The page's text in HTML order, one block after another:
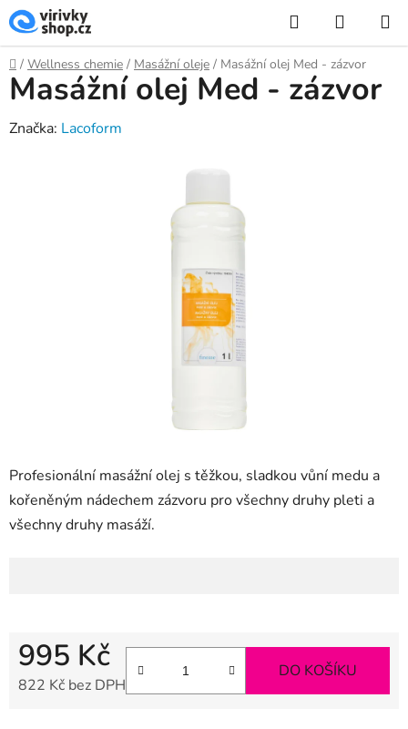
Přejít
na
obsah
Hledat
KOŠÍK
Domů
/ Wellness chemie / Masážní oleje / Masážní olej Med - zázvor
Profesionální masážní olej s těžkou, sladkou vůní medu a
kořeněným nádechem zázvoru pro všechny druhy pleti a
všechny druhy masáží.
995 Kč
822 Kč bez DPH
DO KOŠÍKU
Masážní olej Med - zázvor
Značka: Lacoform